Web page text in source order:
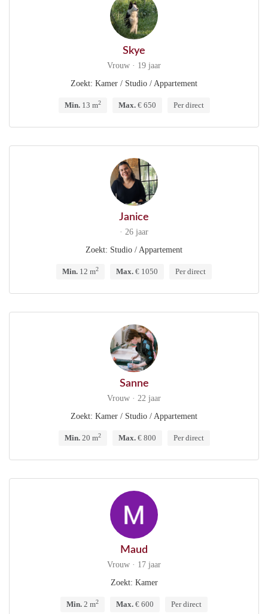
Skye
Vrouw · 19 jaar
Zoekt: Kamer / Studio / Appartement
Min.13 m2 Max.€ 650 Per direct
Janice
· 26 jaar
Zoekt: Studio / Appartement
Min. 12 m2 Max. € 1050 Per direct
Sanne
Vrouw · 22 jaar
Zoekt: Kamer / Studio / Appartement
Min.20 m2 Max.€ 800 Per direct
Maud
Vrouw · 17 jaar
Zoekt: Kamer
Min. 2 m2 Max. € 600 Per direct